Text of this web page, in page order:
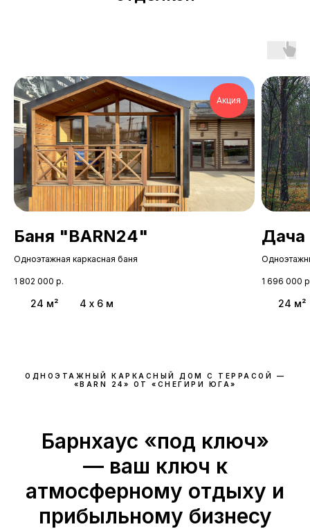
Акция
Баня "BARN24"
Одноэтажная каркасная баня
1 802 000 р.
24 м² 4 х 6 м
Дача
1 696 000
24 м²
ОДНОЭТАЖНЫЙ КАРКАСНЫЙ ДОМ С ТЕРРАСОЙ —
«BARN 24» ОТ «СНЕГИРИ ЮГА»
Барнхаус «под ключ»
— ваш ключ к
атмосферному отдыху и
прибыльному бизнесу